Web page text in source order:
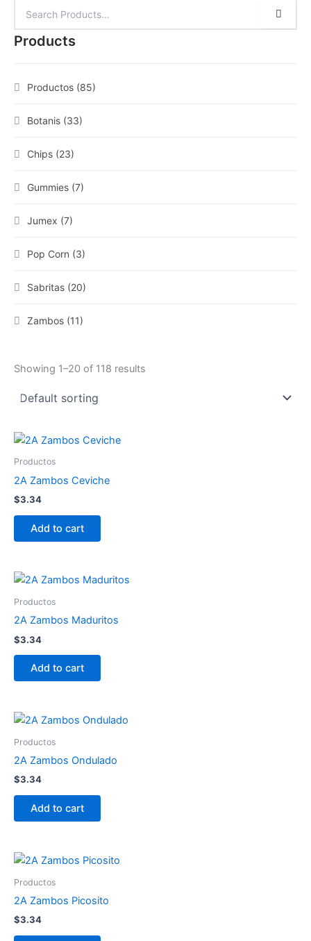
Products
Productos (85)
Botanis (33)
Chips (23)
Gummies (7)
Jumex (7)
Pop Corn (3)
Sabritas (20)
Zambos (11)
Showing 1–20 of 118 results
Productos
2A Zambos Ceviche
$3.34
Add to cart
Productos
2A Zambos Maduritos
$3.34
Add to cart
Productos
2A Zambos Ondulado
$3.34
Add to cart
Productos
2A Zambos Picosito
$3.34